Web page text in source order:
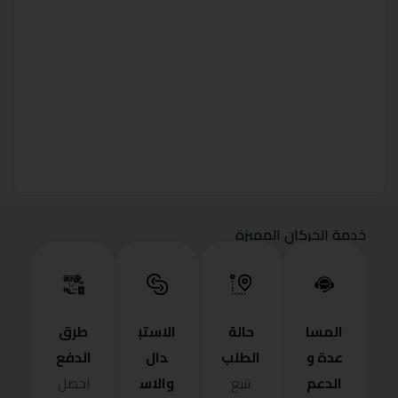
خدمة الحركان المميزة
المسا
عدة و
الدعم
حالة
الطلب
تتبع
الاستب
دال
والاس
طرق
الدفع
احصل